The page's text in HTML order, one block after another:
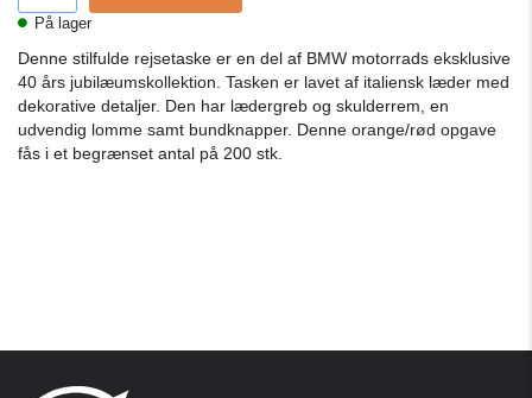
På lager
Denne stilfulde rejsetaske er en del af BMW motorrads eksklusive
40 års jubilæumskollektion. Tasken er lavet af italiensk læder med
dekorative detaljer. Den har lædergreb og skulderrem, en
udvendig lomme samt bundknapper. Denne orange/rød opgave
fås i et begrænset antal på 200 stk.